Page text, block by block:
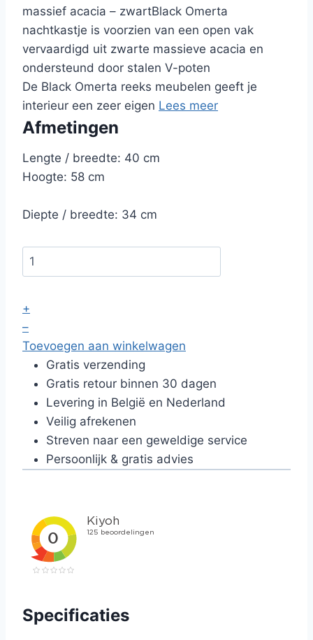
massief acacia – zwartBlack Omerta
nachtkastje is voorzien van een open vak
vervaardigd uit zwarte massieve acacia en
ondersteund door stalen V-poten
De Black Omerta reeks meubelen geeft je
interieur een zeer eigen Lees meer
Afmetingen
Lengte / breedte: 40 cm
Hoogte: 58 cm
Diepte / breedte: 34 cm
+
–
Toevoegen aan winkelwagen
Gratis verzending
Gratis retour binnen 30 dagen
Levering in België en Nederland
Veilig afrekenen
Streven naar een geweldige service
Persoonlijk & gratis advies
Specificaties